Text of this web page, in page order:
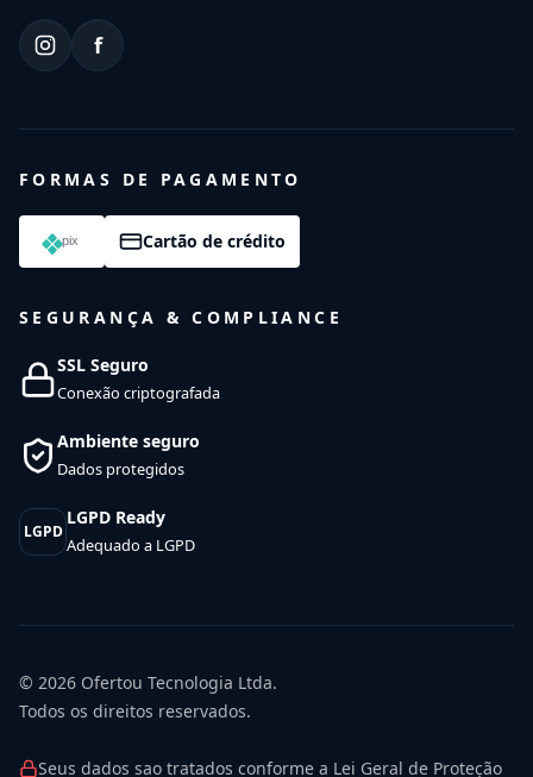
f
FORMAS DE PAGAMENTO
Cartão de crédito
SEGURANÇA & COMPLIANCE
SSL Seguro
Conexão criptografada
Ambiente seguro
Dados protegidos
LGPD
LGPD Ready
Adequado a LGPD
© 2026 Ofertou Tecnologia Ltda.
Todos os direitos reservados.
Seus dados sao tratados conforme a Lei Geral de Proteção